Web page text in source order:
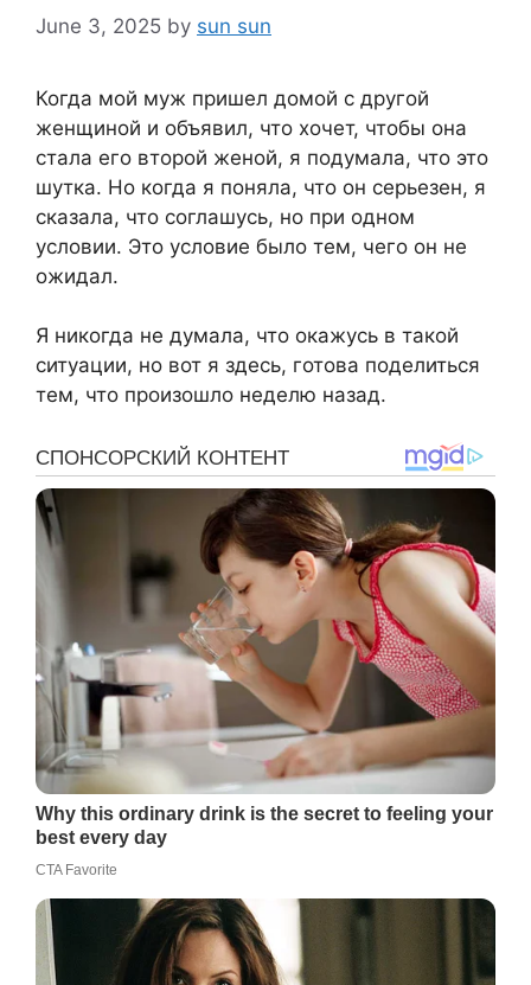
June 3, 2025 by sun sun
Когда мой муж пришел домой с другой
женщиной и объявил, что хочет, чтобы она
стала его второй женой, я подумала, что это
шутка. Но когда я поняла, что он серьезен, я
сказала, что соглашусь, но при одном
условии. Это условие было тем, чего он не
ожидал.
Я никогда не думала, что окажусь в такой
ситуации, но вот я здесь, готова поделиться
тем, что произошло неделю назад.